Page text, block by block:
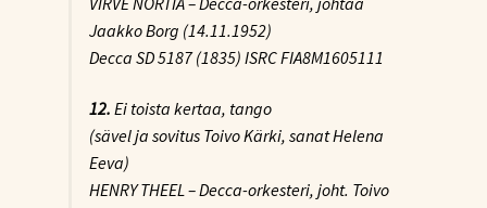
Jaakko Borg (14.11.1952)
Decca SD 5187 (1835) ISRC FIA8M1605111
12. Ei toista kertaa, tango
(sävel ja sovitus Toivo Kärki, sanat Helena
Eeva)
HENRY THEEL – Decca-orkesteri, joht. Toivo